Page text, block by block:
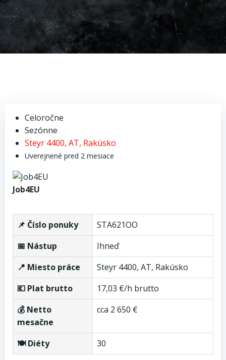
Celoročne
Sezónne
Steyr 4400, AT, Rakúsko
Uverejnené pred 2 mesiace
Job4EU
📌 Číslo ponuky
STA621OO
📅 Nástup
Ihneď
📍 Miesto práce
Steyr 4400, AT, Rakúsko
💶 Plat brutto
17,03 €/h brutto
💰 Netto
mesačne
cca 2 650 €
🍽️ Diéty 30